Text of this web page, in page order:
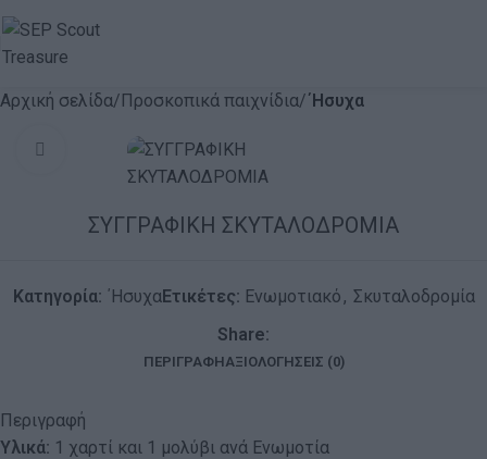
Αρχική σελίδα Προσκοπικά παιχνίδια ΄Ησυχα
Click to enlarge
ΣΥΓΓΡΑΦΙΚΗ ΣΚΥΤΑΛΟΔΡΟΜΙΑ
Κατηγορία: ΄ΗσυχαΕτικέτες: Ενωμοτιακό , Σκυταλοδρομία
Share:
ΠΕΡΙΓΡΑΦΉΑΞΙΟΛΟΓΉΣΕΙΣ (0)
Περιγραφή
Υλικά: 1 χαρτί και 1 μολύβι ανά Ενωμοτία